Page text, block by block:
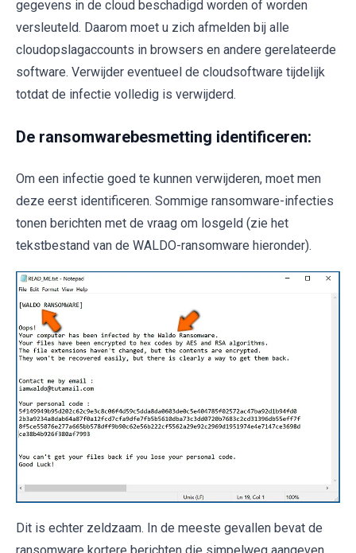
gegevens in de cloud beschadigd worden of worden
versleuteld. Daarom moet u zich afmelden bij alle
cloudopslagaccounts in browsers en andere gerelateerde
software. Verwijder eventueel de cloudsoftware tijdelijk
totdat de infectie volledig is verwijderd.
De ransomwarebesmetting identificeren:
Om een infectie goed te kunnen verwijderen, moet men
deze eerst identificeren. Sommige ransomware-infecties
tonen berichten met de vraag om losgeld (zie het
tekstbestand van de WALDO-ransomware hieronder).
Dit is echter zeldzaam. In de meeste gevallen bevat de